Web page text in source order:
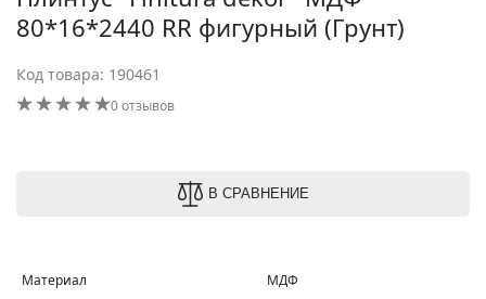
80*16*2440 RR фигурный (Грунт)
Код товара: 190461
0 отзывов
В СРАВНЕНИЕ
Материал
МДФ